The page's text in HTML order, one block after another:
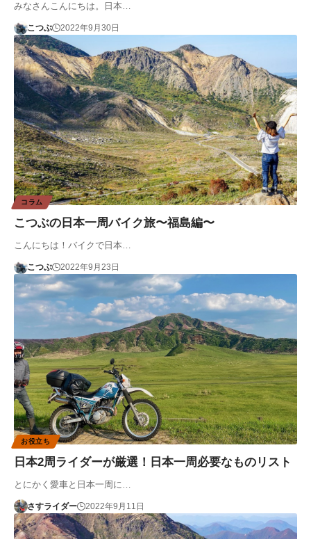
みなさんこんにちは。日本…
こつぶ 2022年9月30日
コラム
こつぶの日本一周バイク旅〜福島編〜
こんにちは！バイクで日本…
こつぶ 2022年9月23日
お役立ち
日本2周ライダーが厳選！日本一周必要なものリスト
とにかく愛車と日本一周に…
さすライダー 2022年9月11日